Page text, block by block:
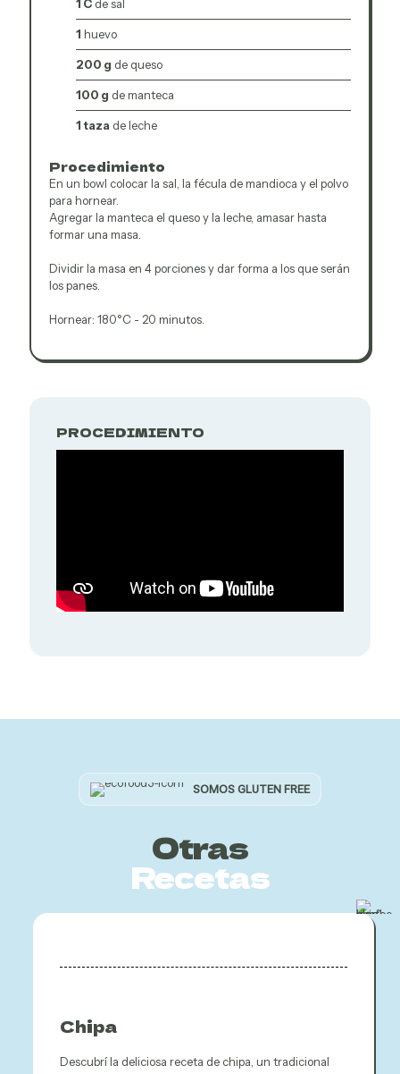
1 C de sal
1 huevo
200 g de queso
100 g de manteca
1 taza de leche
Procedimiento
En un bowl colocar la sal, la fécula de mandioca y el polvo
para hornear.
Agregar la manteca el queso y la leche, amasar hasta
formar una masa.
Dividir la masa en 4 porciones y dar forma a los que serán
los panes.
Hornear: 180°C - 20 minutos.
PROCEDIMIENTO
SOMOS GLUTEN FREE
Otras
Recetas
Chipa
Descubrí la deliciosa receta de chipa, un tradicional